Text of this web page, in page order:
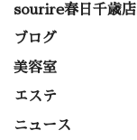
sourire春日千歳店
ブログ
美容室
エステ
ニュース